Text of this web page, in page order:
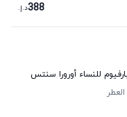
388د.إ.
للنساء أورورا سنتس